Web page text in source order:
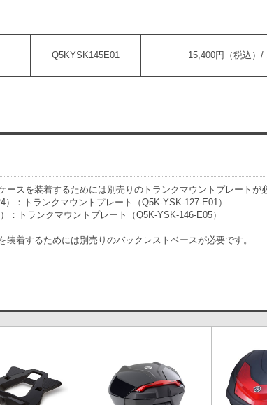
Q5KYSK145E01 15,400円（税込）/
ースを装着するためには別売りのトランクマウントプレートが
）：トランクマウントプレート（Q5K-YSK-127-E01）
：トランクマウントプレート（Q5K-YSK-146-E05）
装着するためには別売りのバックレストベースが必要です。